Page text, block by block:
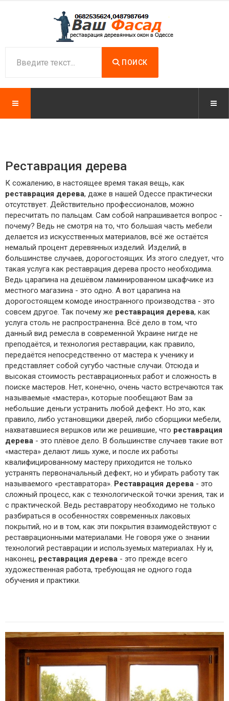
ПОИСК
Реставрация дерева
К сожалению, в настоящее время такая вещь, как
реставрация дерева, даже в нашей Одессе практически
отсутствует. Действительно профессионалов, можно
пересчитать по пальцам. Сам собой напрашивается вопрос -
почему? Ведь не смотря на то, что большая часть мебели
делается из искусственных материалов, всё же остаётся
немалый процент деревянных изделий. Изделий, в
большинстве случаев, дорогостоящих. Из этого следует, что
такая услуга как реставрация дерева просто необходима.
Ведь царапина на дешёвом ламинированном шкафчике из
местного магазина - это одно. А вот царапина на
дорогостоящем комоде иностранного производства - это
совсем другое. Так почему же реставрация дерева, как
услуга столь не распространенна. Всё дело в том, что
данный вид ремесла в современной Украине нигде не
преподаётся, и технология реставрации, как правило,
передаётся непосредственно от мастера к ученику и
представляет собой сугубо частные случаи. Отсюда и
высокая стоимость реставрационных работ и сложность в
поиске мастеров. Нет, конечно, очень часто встречаются так
называемые «мастера», которые пообещают Вам за
небольшие деньги устранить любой дефект. Но это, как
правило, либо установщики дверей, либо сборщики мебели,
нахватавшиеся вершков или же решившие, что реставрация
дерева - это плёвое дело. В большинстве случаев такие вот
«мастера» делают лишь хуже, и после их работы
квалифицированному мастеру приходится не только
устранять первоначальный дефект, но и убирать работу так
называемого «реставратора». Реставрация дерева - это
сложный процесс, как с технологической точки зрения, так и
с практической. Ведь реставратору необходимо не только
разбираться в особенностях современных лаковых
покрытий, но и в том, как эти покрытия взаимодействуют с
реставрационными материалами. Не говоря уже о знании
технологий реставрации и используемых материалах. Ну и,
наконец, реставрация дерева - это прежде всего
художественная работа, требующая не одного года
обучения и практики.